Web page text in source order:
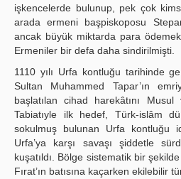
işkencelerde bulunup, pek çok
arada ermeni başpiskoposu
ancak büyük miktarda para
Ermeniler bir defa daha sindirilmişti.
1110 yılı Urfa kontluğu tarihinde
Sultan Muhammed Tapar’ın
başlatılan cihad harekâtını
Tabiatıyle ilk hedef, Türk-islâm
sokulmuş bulunan Urfa kontluğu
Urfa’ya karşı savaşı şiddetle
kuşatıldı. Bölge sistematik bir
Fırat’ın batısına kaçarken ekilebilir